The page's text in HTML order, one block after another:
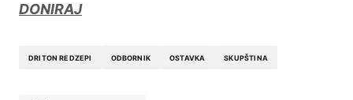
DONIRAJ
DRITON REDZEPI ODBORNIK OSTAVKA SKUPŠTINA